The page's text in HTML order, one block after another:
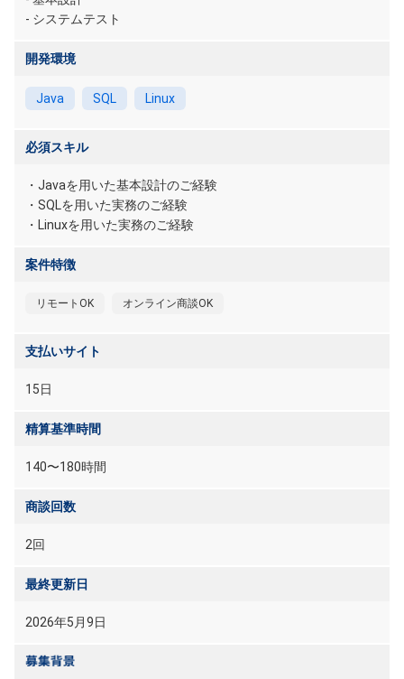
- システムテスト
開発環境
Java SQL Linux
必須スキル
・Javaを用いた基本設計のご経験
・SQLを用いた実務のご経験
・Linuxを用いた実務のご経験
案件特徴
リモートOK オンライン商談OK
支払いサイト
15日
精算基準時間
140〜180時間
商談回数
2回
最終更新日
2026年5月9日